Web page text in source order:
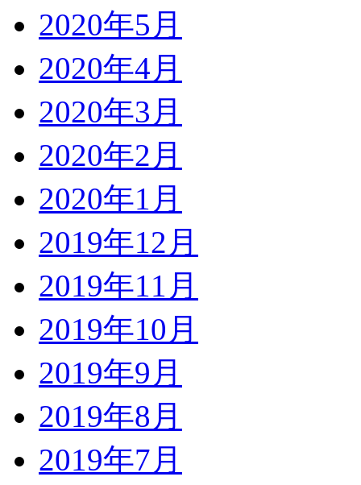
2020年5月
2020年4月
2020年3月
2020年2月
2020年1月
2019年12月
2019年11月
2019年10月
2019年9月
2019年8月
2019年7月